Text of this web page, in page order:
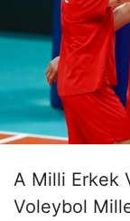
A Milli Erkek
Voleybol